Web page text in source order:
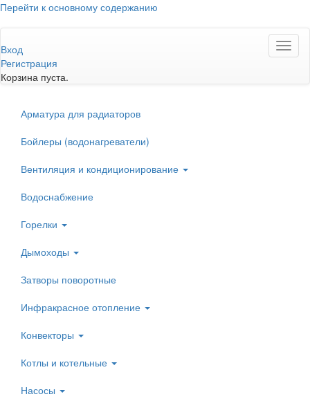
Перейти к основному содержанию
Вход
Регистрация
Корзина пуста.
Арматура для радиаторов
Бойлеры (водонагреватели)
Вентиляция и кондиционирование
Водоснабжение
Горелки
Дымоходы
Затворы поворотные
Инфракрасное отопление
Конвекторы
Котлы и котельные
Насосы